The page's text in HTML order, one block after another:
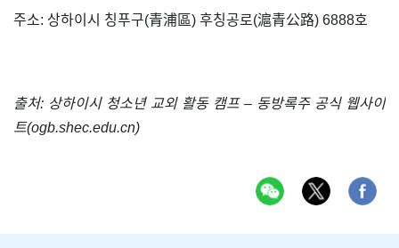
주소: 상하이시 칭푸구(青浦區) 후칭공로(滬青公路) 6888호
출처: 상하이시 청소년 교외 활동 캠프 – 동방록주 공식 웹사이
트(ogb.shec.edu.cn)